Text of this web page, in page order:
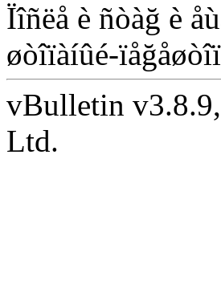
Ïîñëå è ñòàğ è
øòîïàíûé-
vBulletin
Ltd.